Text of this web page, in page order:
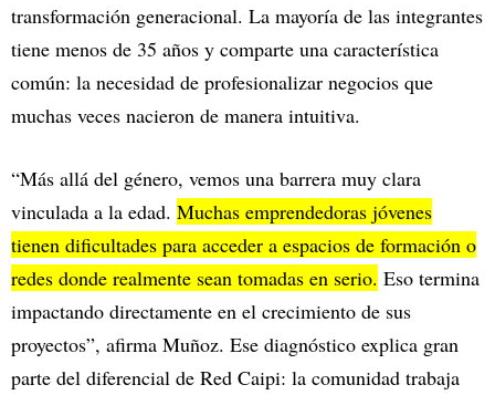
transformación generacional. La mayoría de las integrantes
tiene menos de 35 años y comparte una característica
común: la necesidad de profesionalizar negocios que
muchas veces nacieron de manera intuitiva.
“Más allá del género, vemos una barrera muy clara
vinculada a la edad. Muchas emprendedoras jóvenes
tienen dificultades para acceder a espacios de formación o
redes donde realmente sean tomadas en serio. Eso termina
impactando directamente en el crecimiento de sus
proyectos”, afirma Muñoz. Ese diagnóstico explica gran
parte del diferencial de Red Caipi: la comunidad trabaja